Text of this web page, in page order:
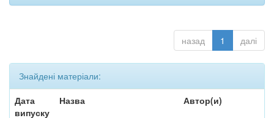
назад 1 далі
Знайдені матеріали:
Дата
випуску
Назва Автор(и)